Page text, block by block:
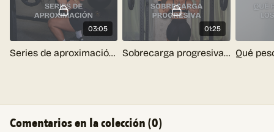
03:05
Series de aproximación - Tips entrenamiento
01:25
Sobrecarga progresiva - Tips entrenamiento
Comentarios en la colección (0)